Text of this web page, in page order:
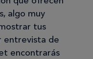
algo muy
tus
entrevista de
encontrarás